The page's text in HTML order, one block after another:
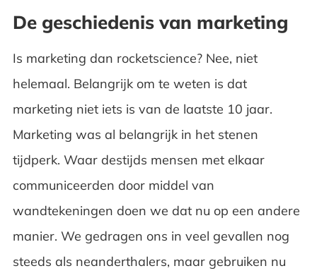
Marketing & Techniek
David tegen Goliath
Welk gevoel geeft jouw merk
De marketing-trein
Marketing personalisatie
Waarde toekennen aan ieder station
De geschiedenis van marketing
Is marketing dan rocketscience? Nee, niet
helemaal. Belangrijk om te weten is dat
marketing niet iets is van de laatste 10 jaar.
Marketing was al belangrijk in het stenen
tijdperk. Waar destijds mensen met elkaar
communiceerden door middel van
wandtekeningen doen we dat nu op een andere
manier. We gedragen ons in veel gevallen nog
steeds als neanderthalers, maar gebruiken nu